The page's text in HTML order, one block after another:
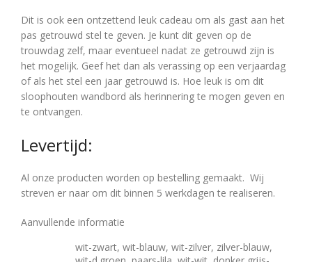
Dit is ook een ontzettend leuk cadeau om als gast aan het
pas getrouwd stel te geven. Je kunt dit geven op de
trouwdag zelf, maar eventueel nadat ze getrouwd zijn is
het mogelijk. Geef het dan als verassing op een verjaardag
of als het stel een jaar getrouwd is. Hoe leuk is om dit
sloophouten wandbord als herinnering te mogen geven en
te ontvangen.
Levertijd:
Al onze producten worden op bestelling gemaakt. Wij
streven er naar om dit binnen 5 werkdagen te realiseren.
Aanvullende informatie
wit-zwart, wit-blauw, wit-zilver, zilver-blauw,